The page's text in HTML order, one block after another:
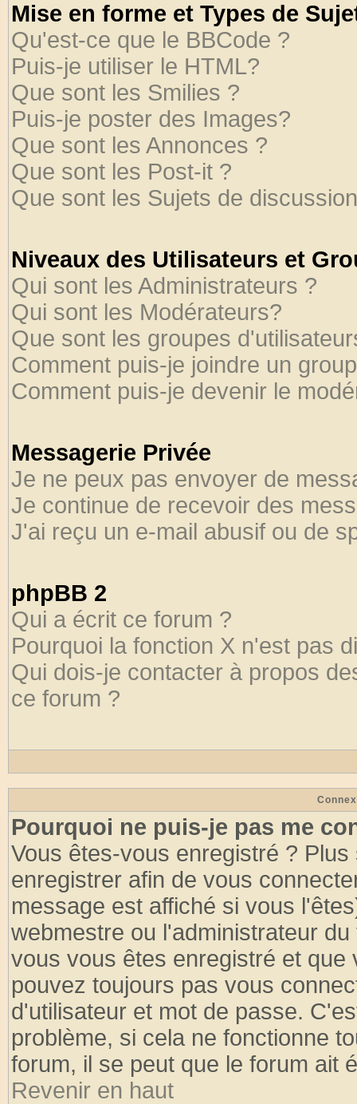
Mise en forme et Types de
Qu'est-ce que le BBCode ?
Puis-je utiliser le HTML?
Que sont les Smilies ?
Puis-je poster des Images?
Que sont les Annonces ?
Que sont les Post-it ?
Que sont les Sujets de
Niveaux des Utilisateurs et
Qui sont les Administrateurs ?
Qui sont les Modérateurs?
Que sont les groupes
Comment puis-je joindre un
Comment puis-je devenir le
Messagerie Privée
Je ne peux pas envoyer de
Je continue de recevoir des
J'ai reçu un e-mail abusif ou de
phpBB 2
Qui a écrit ce forum ?
Pourquoi la fonction X n'est pas
Qui dois-je contacter à propos
ce forum ?
Pourquoi ne puis-je pas me
Vous êtes-vous enregistré ?
enregistrer afin de vous
message est affiché si vous
webmestre ou l'administrateur
vous vous êtes enregistré et
pouvez toujours pas vous
d'utilisateur et mot de passe.
problème, si cela ne fonctionne
forum, il se peut que le forum ait
Revenir en haut